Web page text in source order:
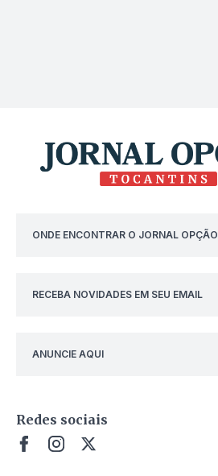
ONDE ENCONTRAR O JORNAL OPÇÃO
RECEBA NOVIDADES EM SEU EMAIL
ANUNCIE AQUI
Redes sociais